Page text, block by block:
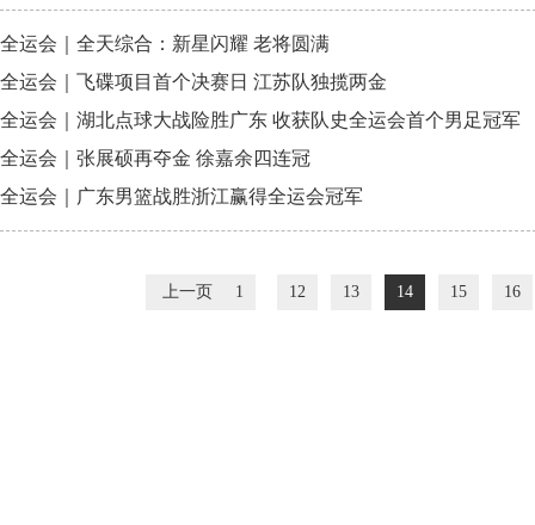
全运会｜全天综合：新星闪耀 老将圆满
全运会｜飞碟项目首个决赛日 江苏队独揽两金
全运会｜湖北点球大战险胜广东 收获队史全运会首个男足冠军
全运会｜张展硕再夺金 徐嘉余四连冠
全运会｜广东男篮战胜浙江赢得全运会冠军
上一页 1 12 13 14 15 16